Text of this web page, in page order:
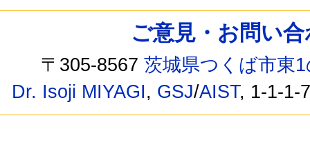
ご意見・お問い
〒305-8567茨城県つくば市東
Dr. Isoji MIYAGI, GSJ/AIST, 1-1-1-